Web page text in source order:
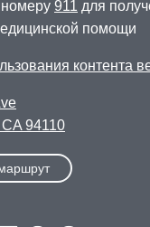
911 для
помощи
контента
94110